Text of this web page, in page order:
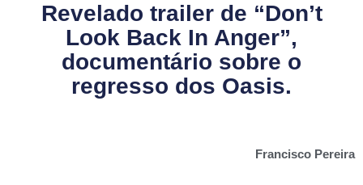
Revelado trailer de “Don’t
Look Back In Anger”,
documentário sobre o
regresso dos Oasis.
Francisco Pereira